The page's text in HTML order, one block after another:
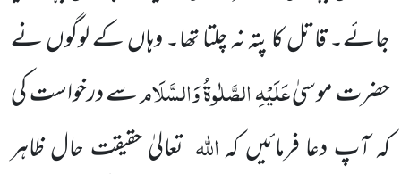
جائے۔ قاتل کا پتہ نہ چلتا تھا۔ وہاں کے لوگوں نے
حضرتموسیٰعَلَیْہِ الصَّلٰوۃُ وَالسَّلَامسے درخواست کی
کہ آپ دعا فرمائیں کہاللہ تعالیٰ حقیقت حال ظاہر